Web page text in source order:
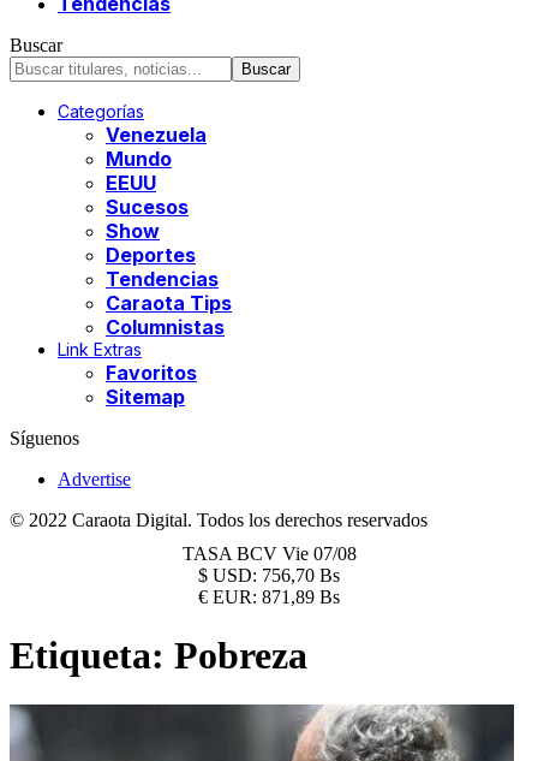
Buscar
Categorías
Venezuela
Mundo
EEUU
Sucesos
Show
Deportes
Tendencias
Caraota Tips
Columnistas
Link Extras
Favoritos
Sitemap
Síguenos
Advertise
© 2022 Caraota Digital. Todos los derechos reservados
TASA BCV Vie 07/08
$ USD: 756,70 Bs
€ EUR: 871,89 Bs
Etiqueta: Pobreza